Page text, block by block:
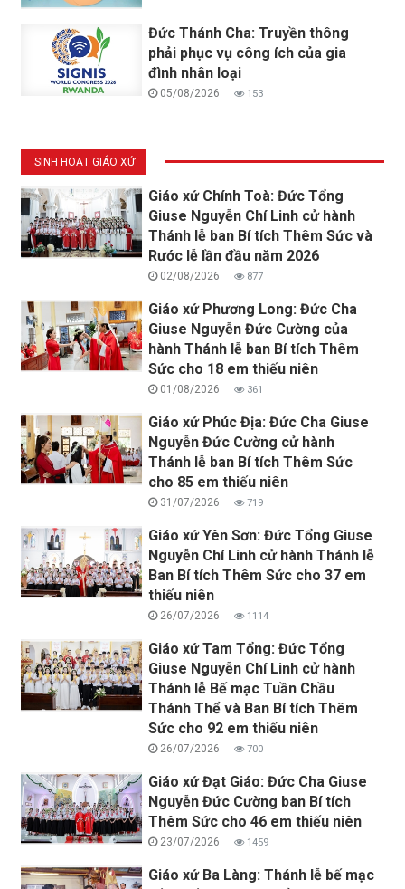
Đức Thánh Cha: Truyền thông
phải phục vụ công ích của gia
đình nhân loại
05/08/2026 153
SINH HOẠT GIÁO XỨ
Giáo xứ Chính Toà: Đức Tổng
Giuse Nguyễn Chí Linh cử hành
Thánh lễ ban Bí tích Thêm Sức và
Rước lễ lần đầu năm 2026
02/08/2026 877
Giáo xứ Phương Long: Đức Cha
Giuse Nguyễn Đức Cường của
hành Thánh lễ ban Bí tích Thêm
Sức cho 18 em thiếu niên
01/08/2026 361
Giáo xứ Phúc Địa: Đức Cha Giuse
Nguyễn Đức Cường cử hành
Thánh lễ ban Bí tích Thêm Sức
cho 85 em thiếu niên
31/07/2026 719
Giáo xứ Yên Sơn: Đức Tổng Giuse
Nguyễn Chí Linh cử hành Thánh lễ
Ban Bí tích Thêm Sức cho 37 em
thiếu niên
26/07/2026 1114
Giáo xứ Tam Tổng: Đức Tổng
Giuse Nguyễn Chí Linh cử hành
Thánh lễ Bế mạc Tuần Chầu
Thánh Thể và Ban Bí tích Thêm
Sức cho 92 em thiếu niên
26/07/2026 700
Giáo xứ Đạt Giáo: Đức Cha Giuse
Nguyễn Đức Cường ban Bí tích
Thêm Sức cho 46 em thiếu niên
23/07/2026 1459
Giáo xứ Ba Làng: Thánh lễ bế mạc